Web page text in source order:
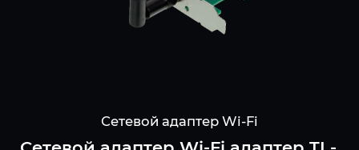
Сетевой адаптер Wi-Fi